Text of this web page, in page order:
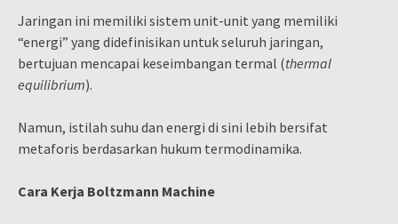
Jaringan ini memiliki sistem unit-unit yang memiliki
“energi” yang didefinisikan untuk seluruh jaringan,
bertujuan mencapai keseimbangan termal (thermal
equilibrium).
Namun, istilah suhu dan energi di sini lebih bersifat
metaforis berdasarkan hukum termodinamika.
Cara Kerja Boltzmann Machine